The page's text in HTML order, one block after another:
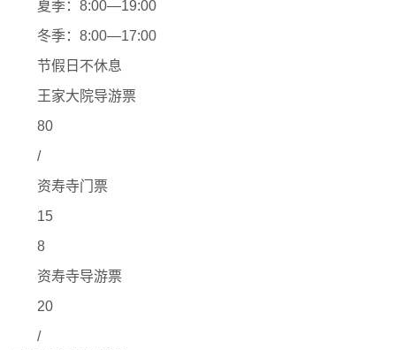
夏季：8:00—19:00
冬季：8:00—17:00
节假日不休息
王家大院导游票
80
/
资寿寺门票
15
8
资寿寺导游票
20
/